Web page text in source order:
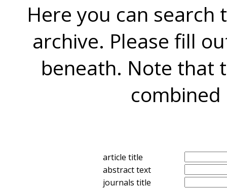
Here you can search
archive. Please fill
beneath. Note that
combined
article title
abstract text
journals title